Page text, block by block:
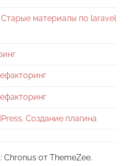
Старые материалы по laravel
Создание плагина
Chronus от ThemeZee.